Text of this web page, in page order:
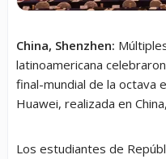
China, Shenzhen:
latinoamericana
final-mundial de la octava
Huawei, realizada en
Los estudiantes de